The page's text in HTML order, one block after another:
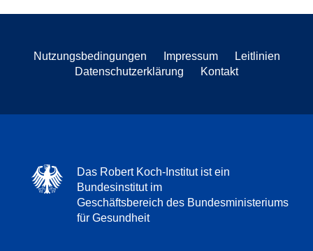
Nutzungsbedingungen Impressum
Leitlinien
Datenschutzerklärung
Kontakt
Das Robert Koch-Institut ist ein
Bundesinstitut im
Geschäftsbereich des Bundesministeriums
für Gesundheit